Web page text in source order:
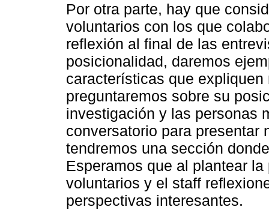
Por otra parte, hay que
voluntarios con los que
reflexión al final de las
posicionalidad, daremos
características que
preguntaremos sobre su
investigación y las personas
conversatorio para presentar
tendremos una sección
Esperamos que al plantear
voluntarios y el staff
perspectivas interesantes.